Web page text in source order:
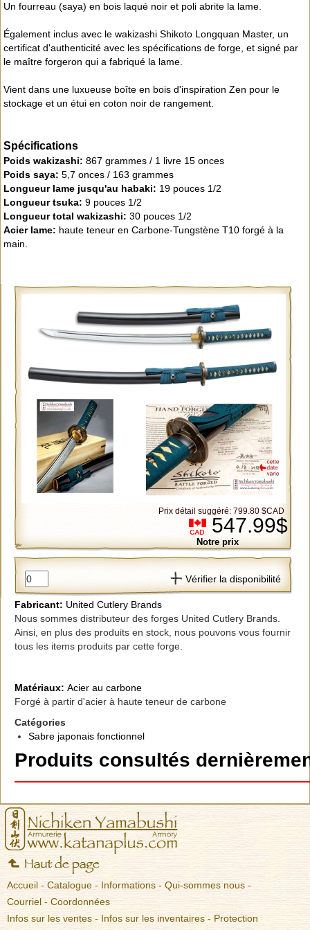
Un fourreau (saya) en bois laqué noir et poli abrite la lame.
Également inclus avec le wakizashi Shikoto Longquan Master, un
certificat d'authenticité avec les spécifications de forge, et signé par
le maître forgeron qui a fabriqué la lame.
Vient dans une luxueuse boîte en bois d'inspiration Zen pour le
stockage et un étui en coton noir de rangement.
Spécifications
Poids wakizashi: 867 grammes / 1 livre 15 onces
Poids saya: 5,7 onces / 163 grammes
Longueur lame jusqu'au habaki: 19 pouces 1/2
Longueur tsuka: 9 pouces 1/2
Longueur total wakizashi: 30 pouces 1/2
Acier lame: haute teneur en Carbone-Tungstène T10 forgé à la
main.
Prix détail suggéré: 799.80 $CAD
547.99$
Notre prix
Vérifier la disponibilité
Fabricant: United Cutlery Brands
Nous sommes distributeur des forges United Cutlery Brands.
Ainsi, en plus des produits en stock, nous pouvons vous fournir
tous les items produits par cette forge.
Matériaux: Acier au carbone
Forgé à partir d'acier à haute teneur de carbone
Catégories
Sabre japonais fonctionnel
Produits consultés
Accueil - Catalogue - Informations - Qui-sommes nous -
Courriel - Coordonnées
Infos sur les ventes - Infos sur les inventaires - Protection